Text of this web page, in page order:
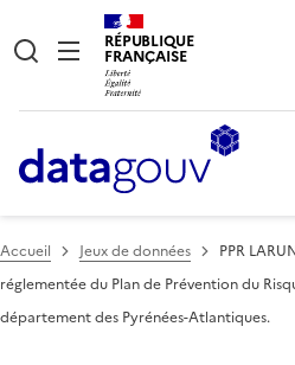
RÉPUBLIQUE
FRANÇAISE
Accueil Jeux de données
PPR
réglementée du Plan de Prévention du
département des Pyrénées-Atlantiques.